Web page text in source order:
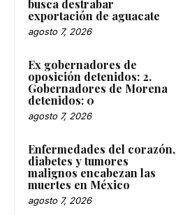
busca destrabar
exportación de aguacate
agosto 7, 2026
Ex gobernadores de
oposición detenidos: 2.
Gobernadores de Morena
detenidos: 0
agosto 7, 2026
Enfermedades del corazón,
diabetes y tumores
malignos encabezan las
muertes en México
agosto 7, 2026